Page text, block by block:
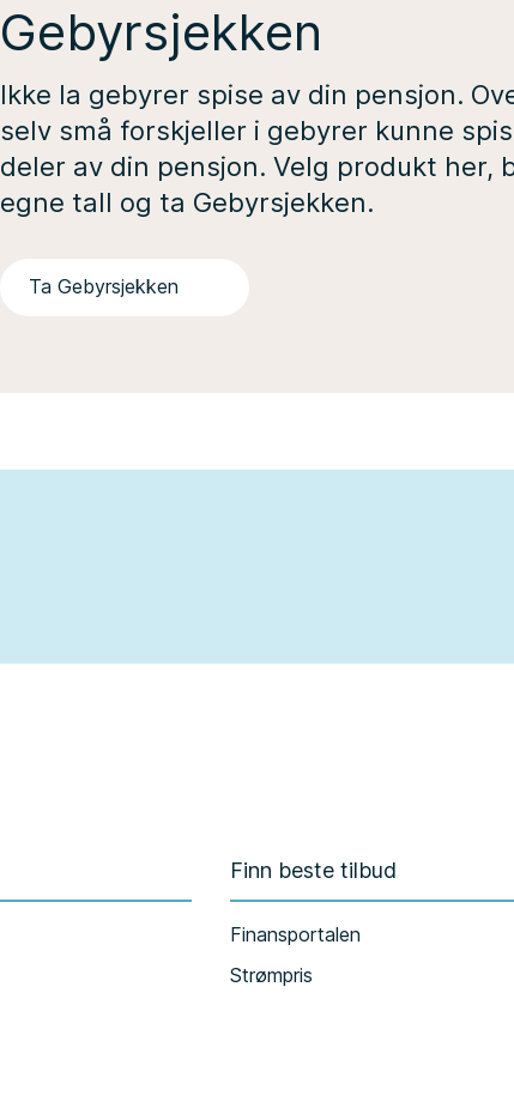
Gebyrsjekken
Ikke la gebyrer spise av din pensjon.
selv små forskjeller i gebyrer kunne
deler av din pensjon. Velg produkt her,
egne tall og ta Gebyrsjekken.
Ta Gebyrsjekken
Finn beste tilbud
Finansportalen
Strømpris